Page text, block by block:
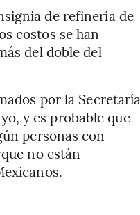
de refinería de
costos se han
del doble del
por la Secretaría
y es probable que
personas con
no están